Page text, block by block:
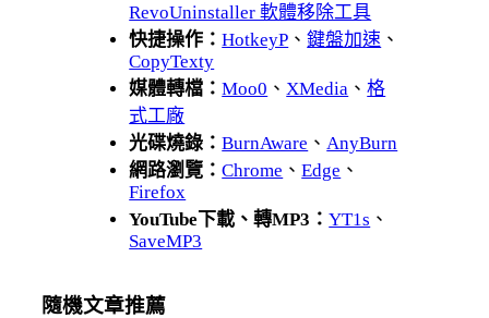
RevoUninstaller 軟體移除工具
快捷操作：HotkeyP 、鍵盤加速 、
CopyTexty
媒體轉檔：Moo0 、 XMedia 、格
式工廠
光碟燒錄：BurnAware 、 AnyBurn
網路瀏覽：Chrome 、Edge 、
Firefox
YouTube下載、轉MP3：YT1s 、
SaveMP3
隨機文章推薦